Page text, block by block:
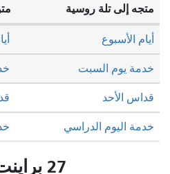
متوجهون إلى المهمة
خدمة يوم السبت
قداس الأحد
أيام الأسبوع
خدمة اليوم الدراسي